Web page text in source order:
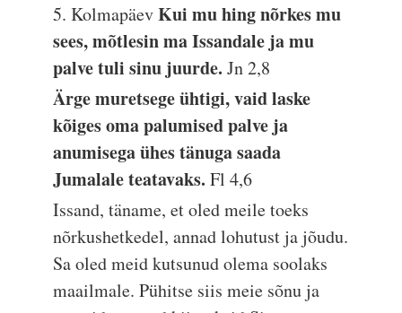
5. KolmapäevKui mu hing nõrkes mu
sees, mõtlesin ma Issandale ja mu
palve tuli sinu juurde.Jn 2,8
Ärge muretsege ühtigi, vaid laske
kõiges oma palumised palve ja
anumisega ühes tänuga saada
Jumalale teatavaks.Fl 4,6
Issand, täname, et oled meile toeks
nõrkushetkedel, annad lohutust ja jõudu.
Sa oled meid kutsunud olema soolaks
maailmale. Pühitse siis meie sõnu ja